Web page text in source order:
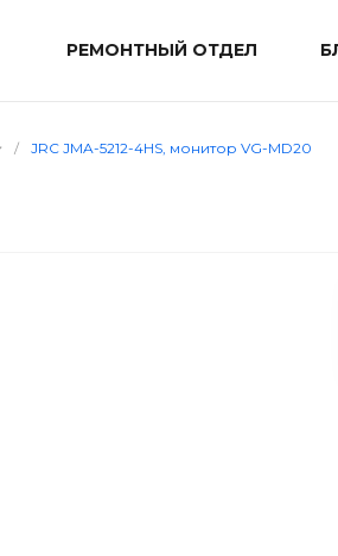
РЕМОНТНЫЙ ОТДЕЛ
/ JRC JMA-5212-4HS, монитор VG-MD20